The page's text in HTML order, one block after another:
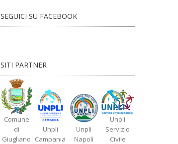
SEGUICI SU FACEBOOK
SITI PARTNER
Comune
di
Giugliano
Unpli
Campania
Unpli
Napoli
Unpli
Servizio
Civile